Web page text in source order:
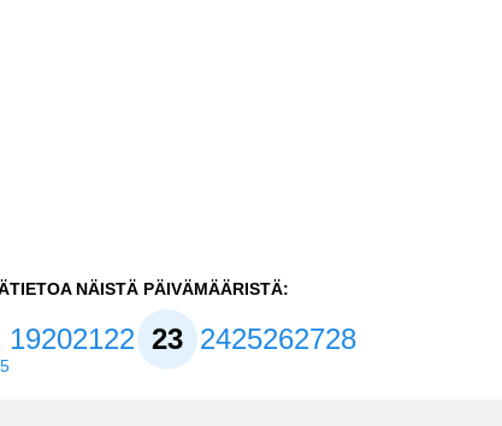
NÄISTÄ PÄIVÄMÄÄRISTÄ:
19202122232425262728